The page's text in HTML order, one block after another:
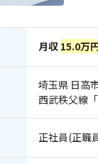
月収 15.0万
埼玉県 日高
西武秩父線
正社員(正職